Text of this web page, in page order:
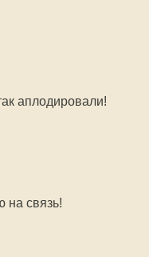
аплодировали!
на связь!